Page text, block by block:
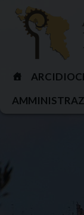
Skip
content